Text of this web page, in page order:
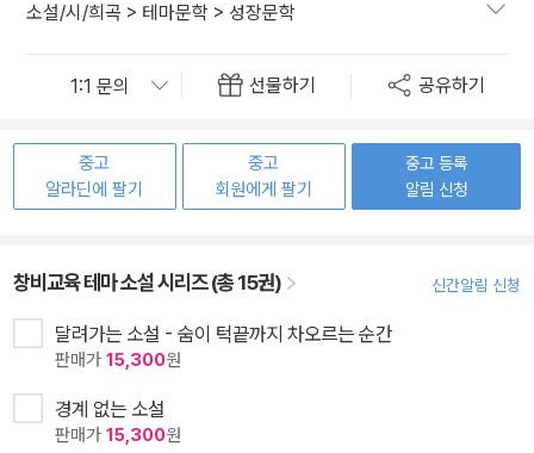
소설/시/희곡 > 테마문학 > 성장문학
선물하기 공유하기
중고
알라딘에 팔기
중고
회원에게 팔기
중고 등록
알림 신청
창비교육 테마 소설 시리즈 (총 15권) 신간알림 신청
달려가는 소설 - 숨이 턱끝까지 차오르는 순간
판매가 15,300원
경계 없는 소설
판매가 15,300원